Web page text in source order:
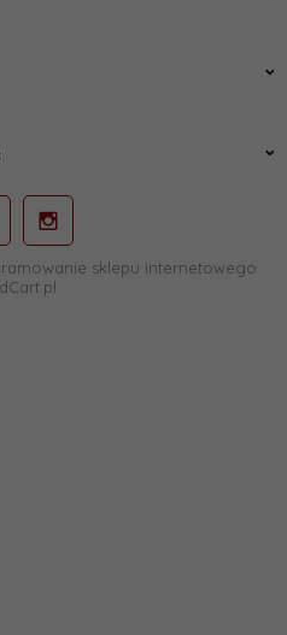
sklepu internetowego